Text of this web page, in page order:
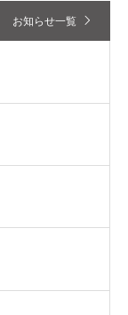
お知らせ一覧